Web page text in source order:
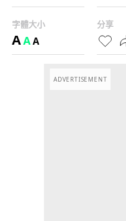
字體大小
AAA
分享
ADVERTISEMENT